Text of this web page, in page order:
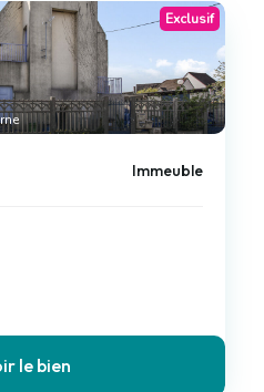
Exclusif
Immeuble
le bien